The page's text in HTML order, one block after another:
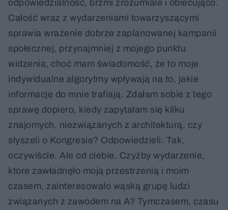
odpowiedzialność, brzmi zrozumiale i obiecująco.
Całość wraz z wydarzeniami towarzyszącymi
sprawia wrażenie dobrze zaplanowanej kampanii
społecznej, przynajmniej z mojego punktu
widzenia, choć mam świadomość, że to moje
indywidualne algorytmy wpływają na to, jakie
informacje do mnie trafiają. Zdałam sobie z tego
sprawę dopiero, kiedy zapytałam się kilku
znajomych, niezwiązanych z architekturą, czy
słyszeli o Kongresie? Odpowiedzieli: Tak,
oczywiście. Ale od ciebie. Czyżby wydarzenie,
które zawładnęło moją przestrzenią i moim
czasem, zainteresowało wąską grupę ludzi
związanych z zawodem na A? Tymczasem, czasu